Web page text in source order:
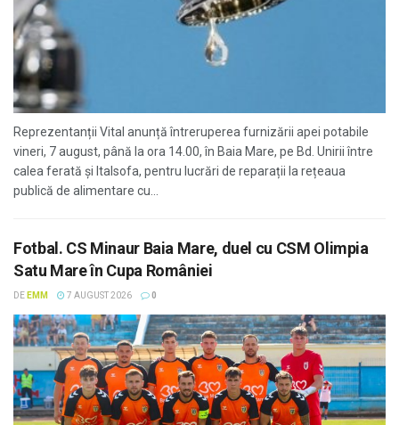
Reprezentanții Vital anunță întreruperea furnizării apei potabile
vineri, 7 august, până la ora 14.00, în Baia Mare, pe Bd. Unirii între
calea ferată și Italsofa, pentru lucrări de reparații la rețeaua
publică de alimentare cu...
Fotbal. CS Minaur Baia Mare, duel cu CSM Olimpia
Satu Mare în Cupa României
DE EMM 7 AUGUST 2026 0